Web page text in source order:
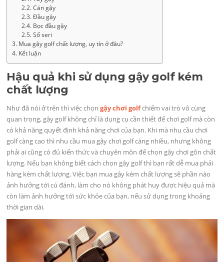
Cán gậy
Đầu gậy
Bọc đầu gậy
Số seri
Mua gậy golf chất lượng, uy tín ở đâu?
Kết luận
Hậu quả khi sử dụng gậy golf kém
chất lượng
Như đã nói ở trên thì việc chọngậy chơi golfchiếm vai trò vô cùng
quan trọng, gậy golf không chỉ là dụng cụ cần thiết để chơi golf mà còn
có khả năng quyết định khả năng chơi của bạn. Khi mà nhu cầu chơi
golf càng cao thì nhu cầu mua gậy chơi golf càng nhiều, nhưng không
phải ai cũng có đủ kiến thức và chuyên môn để chọn gậy chơi gôn chất
lượng. Nếu bạn không biết cách chọn gậy golf thì bạn rất dễ mua phải
hàng kém chất lượng. Việc bạn mua gậy kém chất lượng sẽ phần nào
ảnh hưởng tới cú đánh, làm cho nó không phát huy được hiệu quả mà
còn làm ảnh hưởng tới sức khỏe của bạn, nếu sử dụng trong khoảng
thời gian dài.